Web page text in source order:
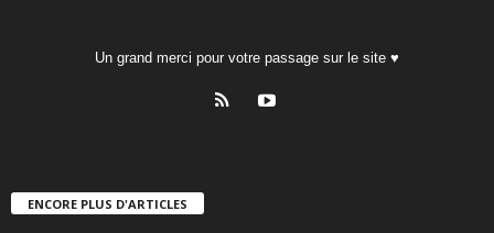
Un grand merci pour votre passage sur le site ♥
ENCORE PLUS D'ARTICLES